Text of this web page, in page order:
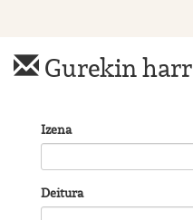
Gurekin
Izena
Deitura